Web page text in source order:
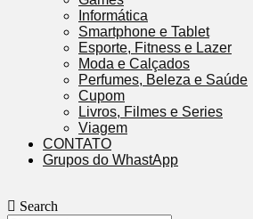
Informática
Smartphone e Tablet
Esporte, Fitness e Lazer
Moda e Calçados
Perfumes, Beleza e Saúde
Cupom
Livros, Filmes e Series
Viagem
CONTATO
Grupos do WhastApp
Search